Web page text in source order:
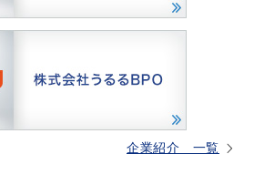
企業紹介 一覧